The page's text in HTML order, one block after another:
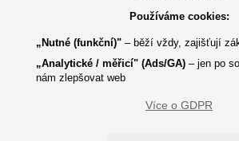
Online
Youtube SONS
Používáme cookies:
„Nutné (funkční)" – běží vždy, zajišťují
„Analytické / měřicí" (Ads/GA) – jen po
nám zlepšovat web
Více o GDPR